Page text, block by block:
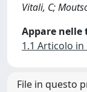
Vitali, C;
Appare nelle
1.1 Articolo in
File in questo